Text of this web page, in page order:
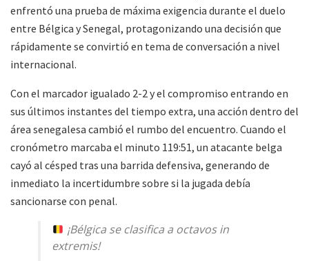
enfrentó una prueba de máxima exigencia durante el duelo
entre Bélgica y Senegal, protagonizando una decisión que
rápidamente se convirtió en tema de conversación a nivel
internacional.
Con el marcador igualado 2-2 y el compromiso entrando en
sus últimos instantes del tiempo extra, una acción dentro del
área senegalesa cambió el rumbo del encuentro. Cuando el
cronómetro marcaba el minuto 119:51, un atacante belga
cayó al césped tras una barrida defensiva, generando de
inmediato la incertidumbre sobre si la jugada debía
sancionarse con penal.
¡Bélgica se clasifica a octavos in
extremis!